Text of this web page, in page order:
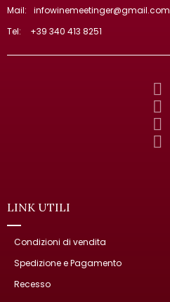
Mail:
infowinemeetinger@gmail.com
Tel:
+39 340 413 8251
LINK UTILI
Condizioni di vendita
Spedizione e Pagamento
Recesso